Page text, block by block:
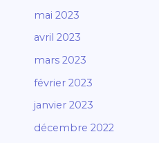
mai 2023
avril 2023
mars 2023
février 2023
janvier 2023
décembre 2022